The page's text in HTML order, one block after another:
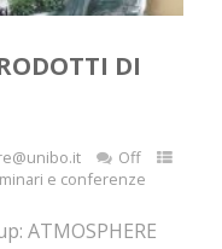
DI
Off
e conferenze
ATMOSPHERE